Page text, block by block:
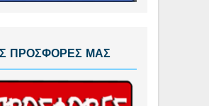
ΠΡΟΣΦΟΡΕΣ ΜΑΣ